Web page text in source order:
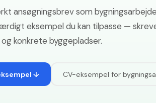
ansøgningsbrev som
eksempel du kan tilpasse —
og konkrete byggepladser.
↓ CV-eksempel for